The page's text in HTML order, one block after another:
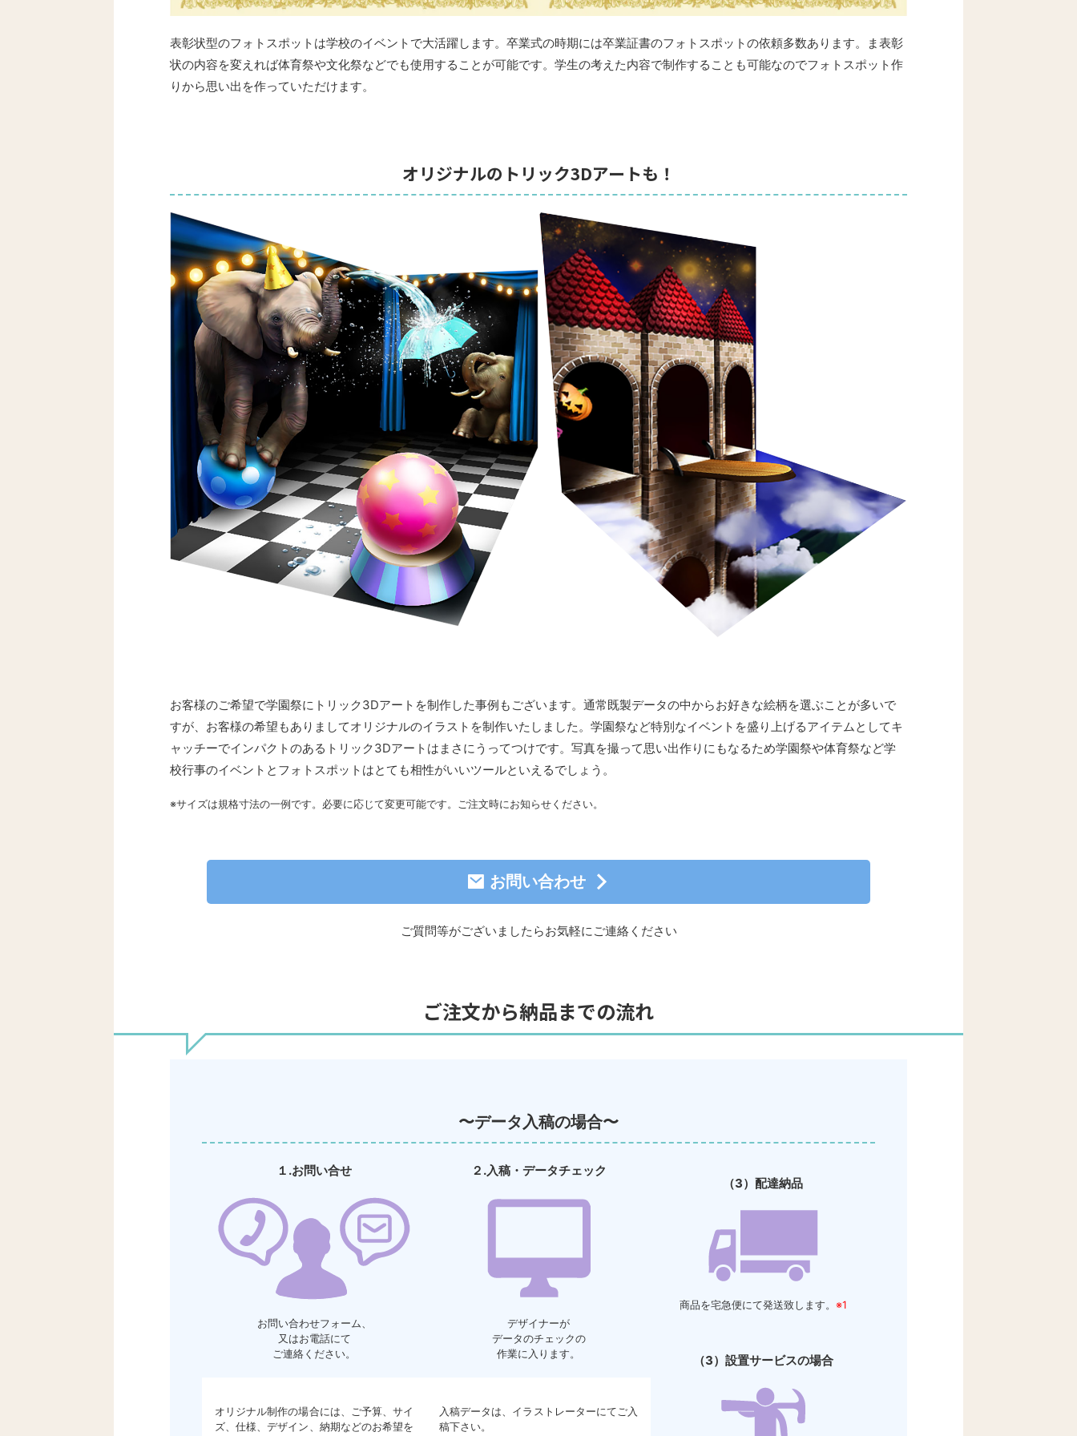
表彰状型のフォトスポットは学校のイベントで大活躍します。卒業式の時期には卒業証書のフォトスポットの依頼多数あります。ま表彰
状の内容を変えれば体育祭や文化祭などでも使用することが可能です。学生の考えた内容で制作することも可能なのでフォトスポット作
りから思い出を作っていただけます。
オリジナルのトリック3Dアートも！
お客様のご希望で学園祭にトリック3Dアートを制作した事例もございます。通常既製データの中からお好きな絵柄を選ぶことが多いで
すが、お客様の希望もありましてオリジナルのイラストを制作いたしました。学園祭など特別なイベントを盛り上げるアイテムとしてキ
ャッチーでインパクトのあるトリック3Dアートはまさにうってつけです。写真を撮って思い出作りにもなるため学園祭や体育祭など学
校行事のイベントとフォトスポットはとても相性がいいツールといえるでしょう。
※サイズは規格寸法の一例です。必要に応じて変更可能です。ご注文時にお知らせください。
お問い合わせ
ご質問等がございましたらお気軽にご連絡ください
ご注文から納品までの流れ
〜データ入稿の場合〜
１.お問い合せ
お問い合わせフォーム、
又はお電話にて
ご連絡ください。
オリジナル制作の場合には、ご予算、サイ
ズ、仕様、デザイン、納期などのお希望を
２.入稿・データチェック
デザイナーが
データのチェックの
作業に入ります。
入稿データは、イラストレーターにてご入
稿下さい。
（3）配達納品
商品を宅急便にて発送致します。 ※1
（3）設置サービスの場合